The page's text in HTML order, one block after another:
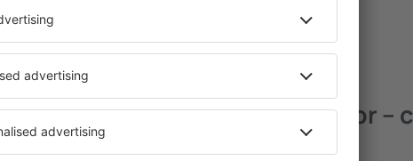
hoteluri în La Manga del Mar Menor
La Manga del Mar Menor –
bune hoteluri